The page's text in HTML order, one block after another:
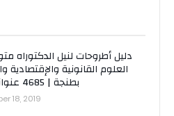
دليل أطروحات لنيل الدكتوراه
العلوم القانونية والإقتصادية
بطنجة | 4685 عنوانا (الجزء 1)
18, 2019